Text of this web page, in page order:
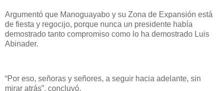
Argumentó que Manoguayabo y su Zona de Expansión está
de fiesta y regocijo, porque nunca un presidente había
demostrado tanto compromiso como lo ha demostrado Luis
Abinader.
“Por eso, señoras y señores, a seguir hacia adelante, sin
mirar atrás”, concluyó.